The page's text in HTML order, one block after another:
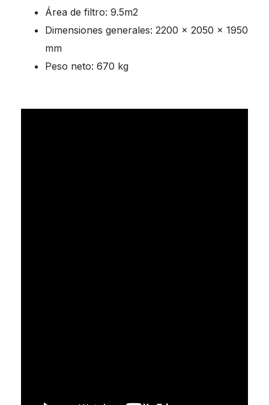
Área de filtro: 9.5m2
Dimensiones generales: 2200 x 2050 x 1950
mm
Peso neto: 670 kg